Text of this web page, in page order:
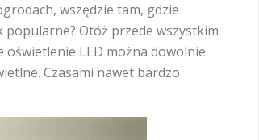
wszędzie tam, gdzie
popularne? Otóż przede wszystkim
LED można dowolnie
Czasami nawet bardzo